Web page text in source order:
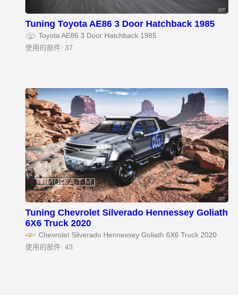
Tuning Toyota AE86 3 Door Hatchback 1985
Toyota AE86 3 Door Hatchback 1985
使用的部件: 37
Tuning Chevrolet Silverado Hennessey Goliath
6X6 Truck 2020
Chevrolet Silverado Hennessey Goliath 6X6 Truck 2020
使用的部件: 43